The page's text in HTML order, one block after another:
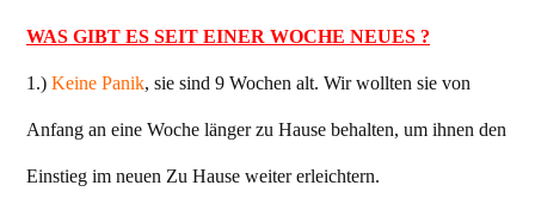
WAS GIBT ES SEIT EINER WOCHE NEUES ?
1.) Keine Panik, sie sind 9 Wochen alt. Wir wollten sie von
Anfang an eine Woche länger zu Hause behalten, um ihnen den
Einstieg im neuen Zu Hause weiter erleichtern.